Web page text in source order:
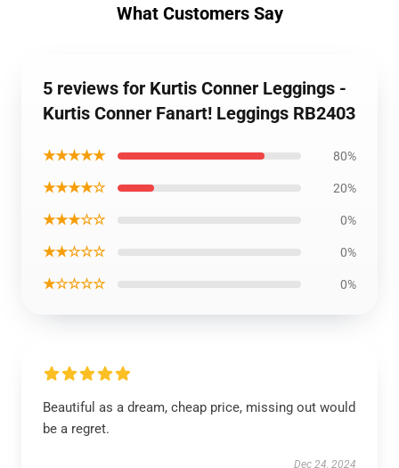
What Customers Say
5 reviews for Kurtis Conner Leggings -
Kurtis Conner Fanart! Leggings RB2403
★★★★★ 80%
★★★★☆ 20%
★★★☆☆ 0%
★★☆☆☆ 0%
★☆☆☆☆ 0%
Beautiful as a dream, cheap price, missing out would
be a regret.
Dec 24, 2024